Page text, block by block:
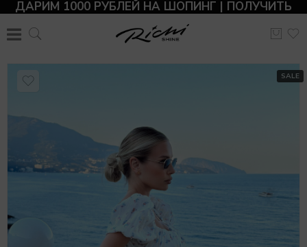
ДАРИМ 1000 РУБЛЕЙ НА ШОПИНГ | ПОЛУЧИТЬ
SALE